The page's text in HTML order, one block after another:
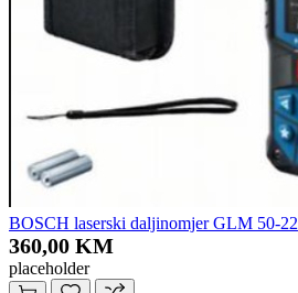
BOSCH laserski daljinomjer GLM 50-22
360,00 KM
placeholder